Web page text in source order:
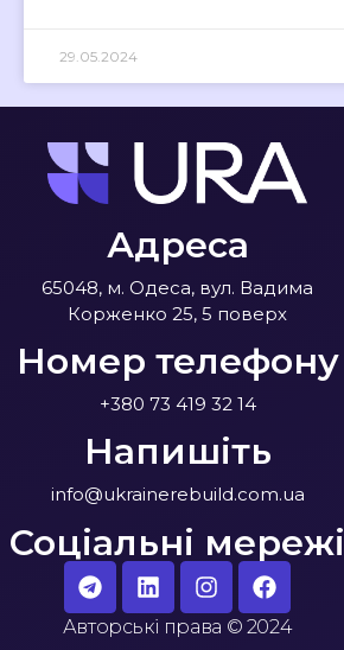
29.05.2024
Адреса
65048, м. Одеса, вул. Вадима
Корженко 25, 5 поверх
Номер телефону
+380 73 419 32 14
Напишіть
info@ukrainerebuild.com.ua
Соціальні мережі
Авторські права © 2024